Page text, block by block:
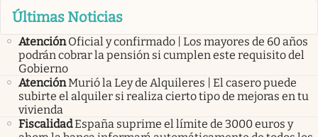
Últimas Noticias
Atención Oficial y confirmado | Los mayores de 60 años
podrán cobrar la pensión si cumplen este requisito del
Gobierno
AtenciónMurió la Ley de Alquileres | El casero puede
subirte el alquiler si realiza cierto tipo de mejoras en tu
vivienda
FiscalidadEspaña suprime el límite de 3000 euros y